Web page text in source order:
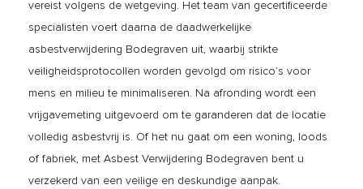
vereist volgens de wetgeving. Het team van gecertificeerde
specialisten voert daarna de daadwerkelijke
asbestverwijdering Bodegraven uit, waarbij strikte
veiligheidsprotocollen worden gevolgd om risico’s voor
mens en milieu te minimaliseren. Na afronding wordt een
vrijgavemeting uitgevoerd om te garanderen dat de locatie
volledig asbestvrij is. Of het nu gaat om een woning, loods
of fabriek, met Asbest Verwijdering Bodegraven bent u
verzekerd van een veilige en deskundige aanpak.